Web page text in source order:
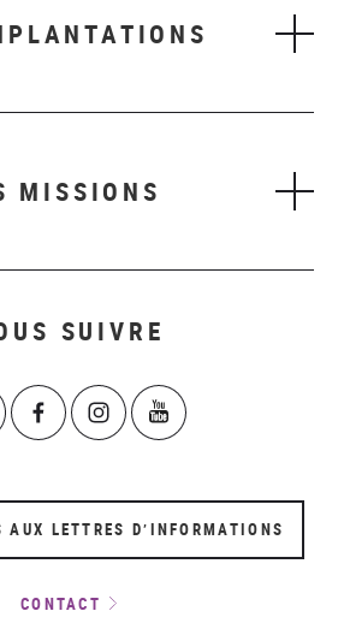
MISSIONS
SUIVRE
LETTRES D’INFORMATIONS
CONTACT